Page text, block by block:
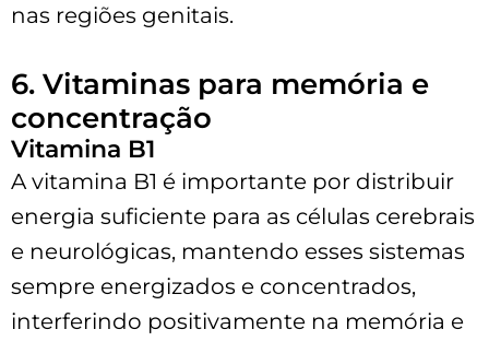
nas regiões genitais.
6. Vitaminas para memória e
concentração
Vitamina B1
A vitamina B1 é importante por distribuir
energia suficiente para as células cerebrais
e neurológicas, mantendo esses sistemas
sempre energizados e concentrados,
interferindo positivamente na memória e